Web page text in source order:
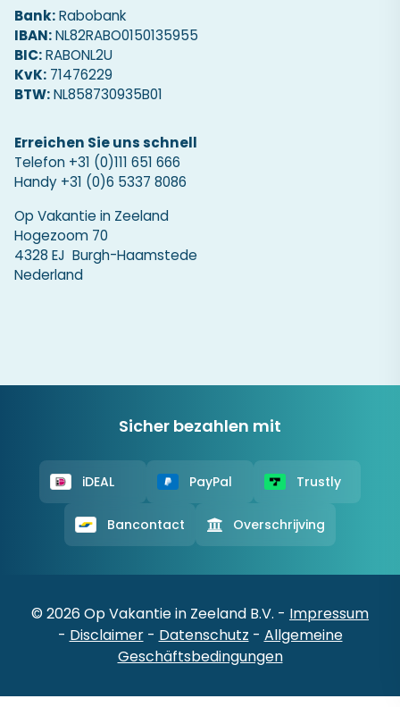
Bank:Rabobank
IBAN:NL82RABO0150135955
BIC:RABONL2U
KvK: 71476229
BTW:NL858730935B01
Erreichen Sie uns schnell
Telefon +31 (0)111 651 666
Handy +31 (0)6 5337 8086
Op Vakantie in Zeeland
Hogezoom 70
4328 EJ Burgh-Haamstede
Nederland
Sicher bezahlen mit
iDEAL PayPal Trustly
Bancontact Overschrijving
© 2026 Op Vakantie in Zeeland B.V. - Impressum
- Disclaimer- Datenschutz - Allgemeine
Geschäftsbedingungen